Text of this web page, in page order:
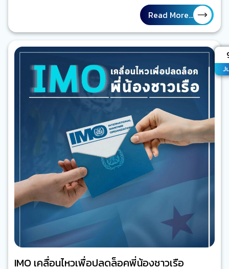
หรือใหญ่คุ้มพอจะแปลงให้ใช้สำรองน้ำมันได้เท่านั้น หากเป็นเรือ
ประเภทอื่น หากต้องจอดเฉย ๆ นาน ๆ ก็มีแต่เสียกับเสีย เพราะค่า
บำรุงรักษาน่ะมันไม่ใช่ถูก ๆ และที่สำคัญ อาจมีปัญหาบางอย่างที่
มักถูกลืมเลือนไปอย่าง ‘เพรียงเกาะ’ (ขอใช้ ‘hull fouling’ ละกัน
เพราะมันครอบคลุมทุกสิ่งทุกอย่างที่มาเกาะกับตัวเรือ) เหตุที่…
Read More...
IMO เคลื่อนไหวเพื่อปลดล็อคพี่น้องชาวเรือ